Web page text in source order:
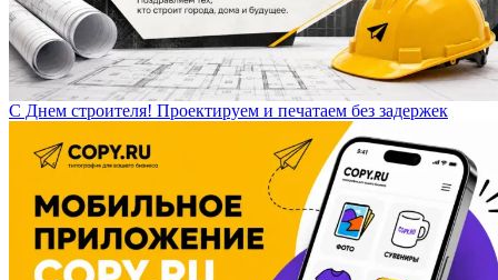
С Днем строителя! Проектируем и печатаем без задержек